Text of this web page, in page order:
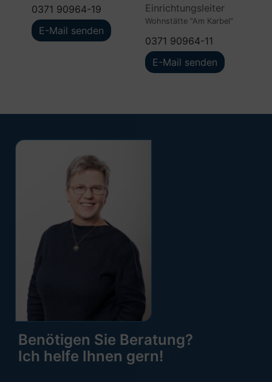
0371 90964-19
E-Mail senden
Einrichtungsleiter
Wohnstätte "Am Karbel"
0371 90964-11
E-Mail senden
Benötigen Sie Beratung?
Ich helfe Ihnen gern!